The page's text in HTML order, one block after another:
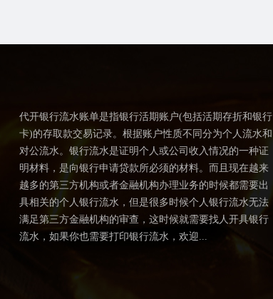
代开银行流水账单是指银行活期账户(包括活期存折和银行
卡)的存取款交易记录。根据账户性质不同分为个人流水和
对公流水。银行流水是证明个人或公司收入情况的一种证
明材料，是向银行申请贷款所必须的材料。而且现在越来
越多的第三方机构或者金融机构办理业务的时候都需要出
具相关的个人银行流水，但是很多时候个人银行流水无法
满足第三方金融机构的审查，这时候就需要找人开具银行
流水，如果你也需要打印银行流水，欢迎...